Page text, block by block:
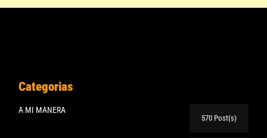
Categorias
A MI MANERA
570 Post(s)